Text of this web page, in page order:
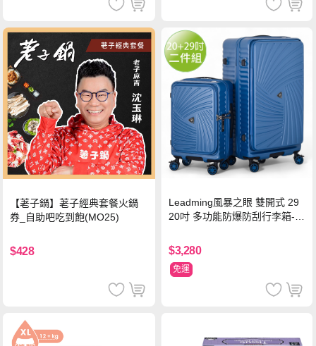
【荖子鍋】荖子經典套餐火鍋
券_自助吧吃到飽(MO25)
$428
Leadming風暴之眼 雙開式 29
20吋 多功能防爆防刮行李箱-海
$3,280
免運